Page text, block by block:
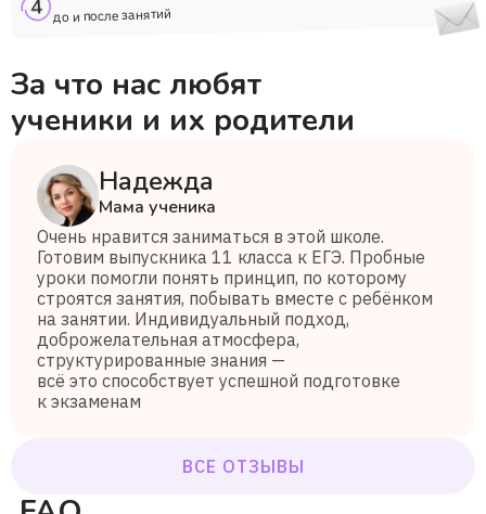
до и после занятий
За что нас любят
ученики и их родители
Надежда
Мама ученика
Очень нравится заниматься в этой школе.
Готовим выпускника 11 класса к ЕГЭ. Пробные
уроки помогли понять принцип, по которому
строятся занятия, побывать вместе с ребёнком
на занятии. Индивидуальный подход,
доброжелательная атмосфера,
структурированные знания —
всё это способствует успешной подготовке
к экзаменам
ВСЕ ОТЗЫВЫ